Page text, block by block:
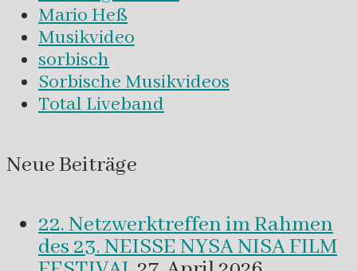
Mario Heß
Musikvideo
sorbisch
Sorbische Musikvideos
Total Liveband
Neue Beiträge
22. Netzwerktreffen im Rahmen
des 23. NEISSE NYSA NISA FILM